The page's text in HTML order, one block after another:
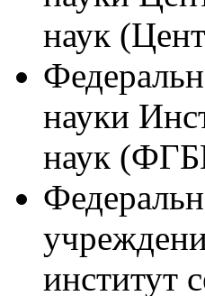
наук
науки
наук
институт